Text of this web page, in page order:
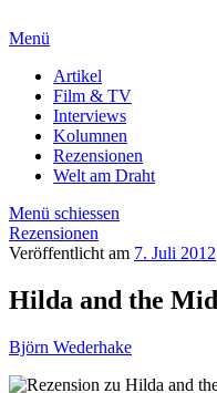
Menü
Artikel
Film & TV
Interviews
Kolumnen
Rezensionen
Welt am Draht
Menü schiessen
Rezensionen
Veröffentlicht am 7. Juli 2012
Hilda and the
Björn Wederhake